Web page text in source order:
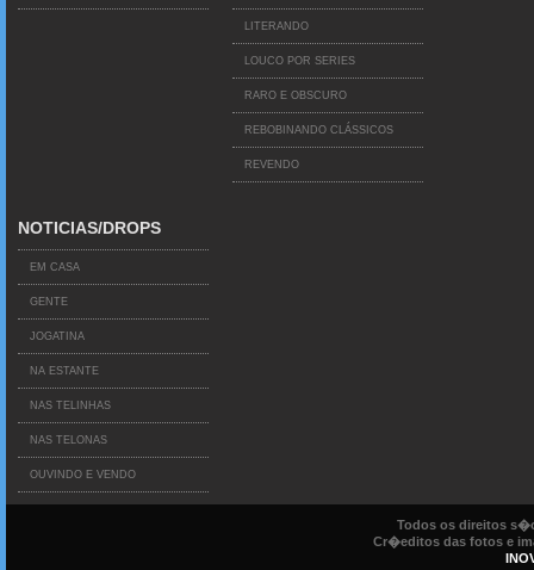
LITERANDO
LOUCO POR SERIES
RARO E OBSCURO
REBOBINANDO CLÁSSICOS
REVENDO
NOTICIAS/DROPS
EM CASA
GENTE
JOGATINA
NA ESTANTE
NAS TELINHAS
NAS TELONAS
OUVINDO E VENDO
Todos os direitos
Cr�editos das fotos e